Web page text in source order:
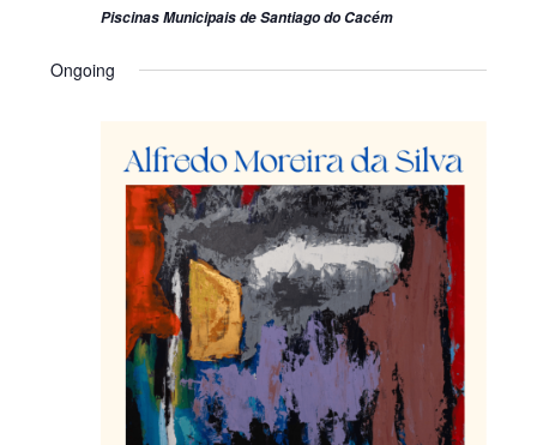
Piscinas Municipais de Santiago do Cacém
Ongoing